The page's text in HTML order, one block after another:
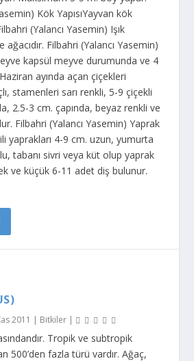
Kök YapısıYayvan kök
(Yalancı Yasemin) Işık
ağacıdır. Filbahri (Yalancı Yasemin)
kapsül meyve durumunda ve 4
Haziran ayında açan çiçek­leri
stamenleri sarı renkli, 5-9 çiçekli
2.5-3 cm. çapında, beyaz renkli ve
Filbahri (Yalancı Yasemin) Yaprak
yaprakları 4-9 cm. uzun, yumurta
tabanı sivri veya küt olup yaprak
ve küçük 6-11 adet diş bulunur.
2011 | Bitkiler |
Tropik ve subtropik
500’den fazla türü vardır. Ağaç,